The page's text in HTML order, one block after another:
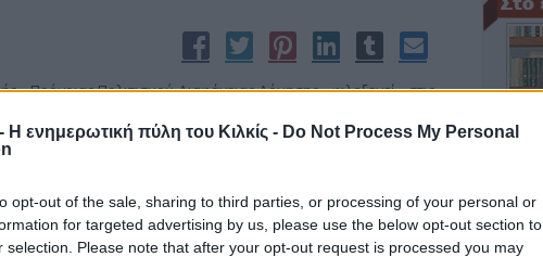
Η ενημερωτική πύλη του Κιλκίς - Do Not Process My Personal
opt-out of the sale, sharing to third parties, or processing of your personal or
for targeted advertising by us, please use the below opt-out section to
selection. Please note that after your opt-out request is processed you may
Πρόνοιας-Πολιτισμού-Διαφάνειας-Δόμησης φιλοξενεί στις
Καπναποθήκης την έκθεση ζωγραφικής του
εξομολόγηση με υπότιτλο